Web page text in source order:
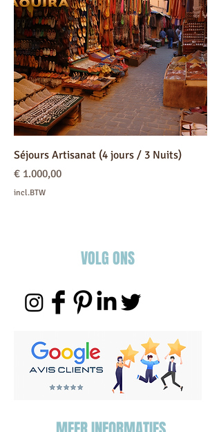
Séjours Artisanat (4 jours / 3 Nuits)
Prijs
€ 1.000,00
incl.BTW
VOLG ONS